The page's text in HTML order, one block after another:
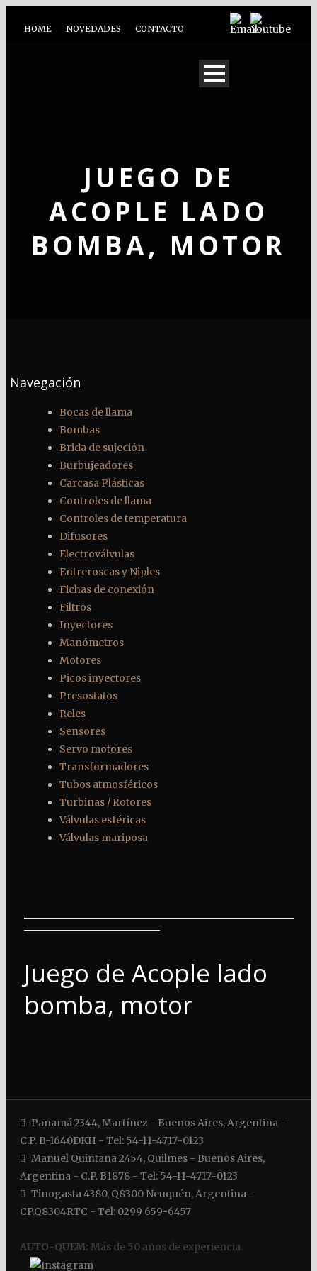
HOME NOVEDADES CONTACTO
JUEGO DE
ACOPLE LADO
BOMBA, MOTOR
Navegación
Bocas de llama
Bombas
Brida de sujeción
Burbujeadores
Carcasa Plásticas
Controles de llama
Controles de temperatura
Difusores
Electroválvulas
Entreroscas y Niples
Fichas de conexión
Filtros
Inyectores
Manómetros
Motores
Picos inyectores
Presostatos
Reles
Sensores
Servo motores
Transformadores
Tubos atmosféricos
Turbinas / Rotores
Válvulas esféricas
Válvulas mariposa
Juego de Acople lado
bomba, motor
Panamá 2344, Martínez - Buenos Aires, Argentina -
C.P. B-1640DKH - Tel: 54-11-4717-0123
Manuel Quintana 2454, Quilmes - Buenos Aires,
Argentina - C.P. B1878 - Tel: 54-11-4717-0123
Tinogasta 4380, Q8300 Neuquén, Argentina -
CP.Q8304RTC - Tel: 0299 659-6457
AUTO-QUEM: Más de 50 años de experiencia.